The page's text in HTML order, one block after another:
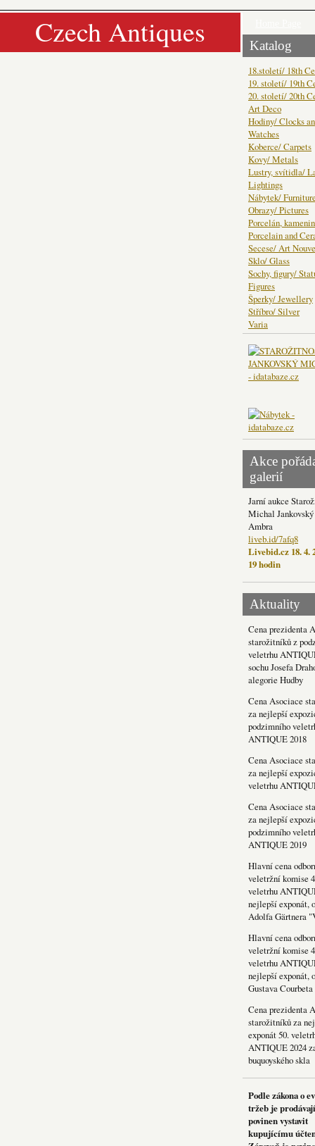
Czech Antiques Katalog
18.století/ 18th
19. století/ 19th
20. století/ 20th
Art Deco
Hodiny/ Clocks
Watches
Koberce/ Carpets
Kovy/ Metals
Lustry, svítidla/
Lightings
Nábytek/
Obrazy/ Pictures
Porcelán,
Porcelain and
Secese/ Art
Sklo/ Glass
Sochy, figury/
Figures
Šperky/ Jewellery
Stříbro/ Silver
Varia
Akce
galerií
Jarní aukce
Michal
Ambra
liveb.id/7afq8
Livebid.cz 18. 4.
19 hodin
Aktuality
Cena prezidenta
starožitníků z
veletrhu
sochu Josefa
alegorie Hudby
Cena Asociace
za nejlepší
podzimního
ANTIQUE 2018
Cena Asociace
za nejlepší
veletrhu
Cena Asociace
za nejlepší
podzimního
ANTIQUE 2019
Hlavní cena
veletržní komise
veletrhu
nejlepší exponát,
Adolfa Gärtnera
Hlavní cena
veletržní komise
veletrhu
nejlepší exponát,
Gustava
Cena prezidenta
starožitníků za
exponát 50.
ANTIQUE 2024
buquoyského skla
Podle zákona o
tržeb je
povinen vystavit
kupujícímu